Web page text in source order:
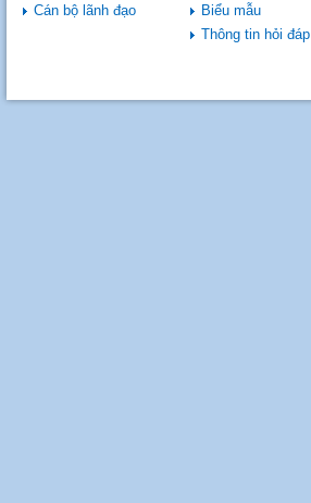
Cán bộ lãnh đạo
Biểu mẫu
Thông tin hỏi đáp